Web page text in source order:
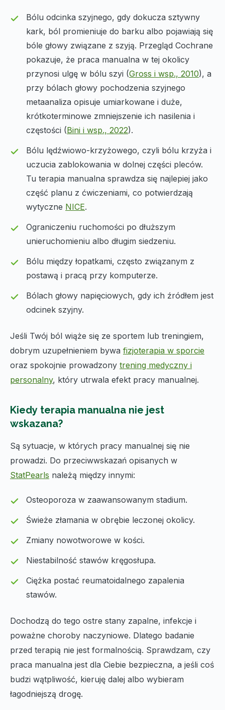
Bólu odcinka szyjnego, gdy dokucza sztywny
kark, ból promieniuje do barku albo pojawiają się
bóle głowy związane z szyją. Przegląd Cochrane
pokazuje, że praca manualna w tej okolicy
przynosi ulgę w bólu szyi (Gross i wsp., 2010), a
przy bólach głowy pochodzenia szyjnego
metaanaliza opisuje umiarkowane i duże,
krótkoterminowe zmniejszenie ich nasilenia i
częstości (Bini i wsp., 2022).
Bólu lędźwiowo-krzyżowego, czyli bólu krzyża i
uczucia zablokowania w dolnej części pleców.
Tu terapia manualna sprawdza się najlepiej jako
część planu z ćwiczeniami, co potwierdzają
wytyczne NICE.
Ograniczeniu ruchomości po dłuższym
unieruchomieniu albo długim siedzeniu.
Bólu między łopatkami, często związanym z
postawą i pracą przy komputerze.
Bólach głowy napięciowych, gdy ich źródłem jest
odcinek szyjny.
Jeśli Twój ból wiąże się ze sportem lub treningiem,
dobrym uzupełnieniem bywa fizjoterapia w sporcie
oraz spokojnie prowadzony trening medyczny i
personalny, który utrwala efekt pracy manualnej.
Kiedy terapia manualna nie jest
wskazana?
Są sytuacje, w których pracy manualnej się nie
prowadzi. Do przeciwwskazań opisanych w
StatPearls należą między innymi:
Osteoporoza w zaawansowanym stadium.
Świeże złamania w obrębie leczonej okolicy.
Zmiany nowotworowe w kości.
Niestabilność stawów kręgosłupa.
Ciężka postać reumatoidalnego zapalenia
stawów.
Dochodzą do tego ostre stany zapalne, infekcje i
poważne choroby naczyniowe. Dlatego badanie
przed terapią nie jest formalnością. Sprawdzam, czy
praca manualna jest dla Ciebie bezpieczna, a jeśli coś
budzi wątpliwość, kieruję dalej albo wybieram
łagodniejszą drogę.